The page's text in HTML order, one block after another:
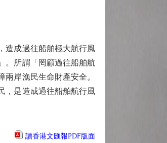
造成過往船舶極大航行風
。所謂「罔顧過往船舶航
岸漁民生命財產安全。
，是造成過往船舶航行風
讀香港文匯報PDF版面